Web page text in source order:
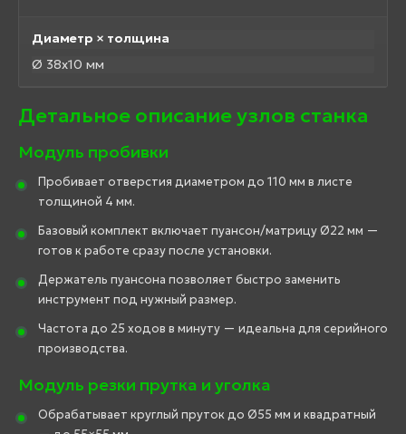
Диаметр × толщина
Ø 38х10 мм
Детальное описание узлов станка
Модуль пробивки
Пробивает отверстия диаметром до 110 мм в листе
толщиной 4 мм.
Базовый комплект включает пуансон/матрицу Ø22 мм —
готов к работе сразу после установки.
Держатель пуансона позволяет быстро заменить
инструмент под нужный размер.
Частота до 25 ходов в минуту — идеальна для серийного
производства.
Модуль резки прутка и уголка
Обрабатывает круглый пруток до Ø55 мм и квадратный